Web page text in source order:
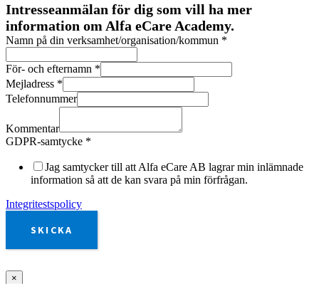
Intresseanmälan för dig som vill ha mer
information om Alfa eCare Academy.
Namn på din verksamhet/organisation/kommun *
För- och efternamn *
Mejladress *
Telefonnummer
Kommentar
GDPR-samtycke *
Jag samtycker till att Alfa eCare AB lagrar min inlämnade
information så att de kan svara på min förfrågan.
Integritestspolicy
SKICKA
×